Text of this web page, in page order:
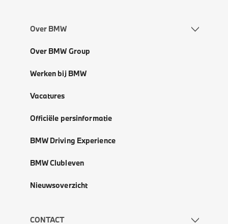
Over BMW
Over BMW Group
Werken bij BMW
Vacatures
Officiële persinformatie
BMW Driving Experience
BMW Clubleven
Nieuwsoverzicht
CONTACT